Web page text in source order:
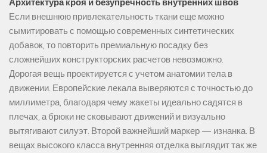
Архитектура кроя и безупречность внутренних швов
Если внешнюю привлекательность ткани еще можно
сымитировать с помощью современных синтетических
добавок, то повторить премиальную посадку без
сложнейших конструкторских расчетов невозможно.
Дорогая вещь проектируется с учетом анатомии тела в
движении. Европейские лекала выверяются с точностью до
миллиметра, благодаря чему жакеты идеально садятся в
плечах, а брюки не сковывают движений и визуально
вытягивают силуэт. Второй важнейший маркер — изнанка. В
вещах высокого класса внутренняя отделка выглядит так же